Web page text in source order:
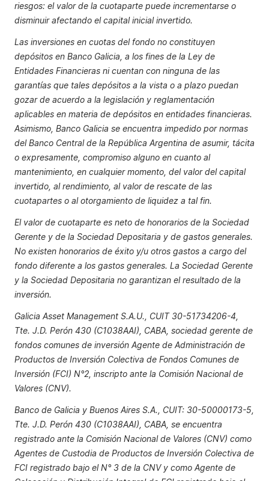
riesgos: el valor de la cuotaparte puede incrementarse o
disminuir afectando el capital inicial invertido.
Las inversiones en cuotas del fondo no constituyen
depósitos en Banco Galicia, a los fines de la Ley de
Entidades Financieras ni cuentan con ninguna de las
garantías que tales depósitos a la vista o a plazo puedan
gozar de acuerdo a la legislación y reglamentación
aplicables en materia de depósitos en entidades financieras.
Asimismo, Banco Galicia se encuentra impedido por normas
del Banco Central de la República Argentina de asumir, tácita
o expresamente, compromiso alguno en cuanto al
mantenimiento, en cualquier momento, del valor del capital
invertido, al rendimiento, al valor de rescate de las
cuotapartes o al otorgamiento de liquidez a tal fin.
El valor de cuotaparte es neto de honorarios de la Sociedad
Gerente y de la Sociedad Depositaria y de gastos generales.
No existen honorarios de éxito y/u otros gastos a cargo del
fondo diferente a los gastos generales. La Sociedad Gerente
y la Sociedad Depositaria no garantizan el resultado de la
inversión.
Galicia Asset Management S.A.U., CUIT 30-51734206-4,
Tte. J.D. Perón 430 (C1038AAI), CABA, sociedad gerente de
fondos comunes de inversión Agente de Administración de
Productos de Inversión Colectiva de Fondos Comunes de
Inversión (FCI) N°2, inscripto ante la Comisión Nacional de
Valores (CNV).
Banco de Galicia y Buenos Aires S.A., CUIT: 30-50000173-5,
Tte. J.D. Perón 430 (C1038AAI), CABA, se encuentra
registrado ante la Comisión Nacional de Valores (CNV) como
Agentes de Custodia de Productos de Inversión Colectiva de
FCI registrado bajo el N° 3 de la CNV y como Agente de